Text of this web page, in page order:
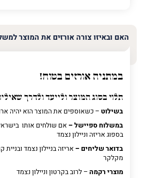
האם ובאיזו צורה אורזים את המוצר
במתניה אורזים בטוח!
תלוי בסוג המוצר ולייעד ולדרך
בשילוט – כשאוספים את המוצר הוא יהיה
במשלוח ספיישל – אם שולחים אותו
בספוג אריזה וניילון נצמד
בדואר שליחים – אריזה בניילון נצמד
מקלקר
מוצרי רקמה – לרוב בקרטון וניילון נצמד